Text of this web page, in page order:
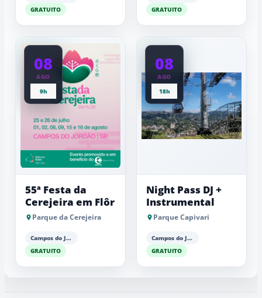
GRATUITO
GRATUITO
08
AGO
9h
55ª Festa da
Cerejeira em Flôr
Parque da Cerejeira
Campos do Jordão
GRATUITO
08
AGO
18h
Night Pass DJ +
Instrumental
Parque Capivari
Campos do Jordão
GRATUITO